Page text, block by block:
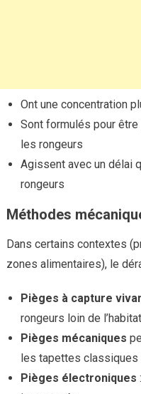
Ont une concentration
Sont formulés pour
les rongeurs
Agissent avec un délai
rongeurs
Méthodes
Dans certains contextes
zones alimentaires), le
Pièges à capture
rongeurs loin de
Pièges mécaniques
les tapettes classiques
Pièges électroniques